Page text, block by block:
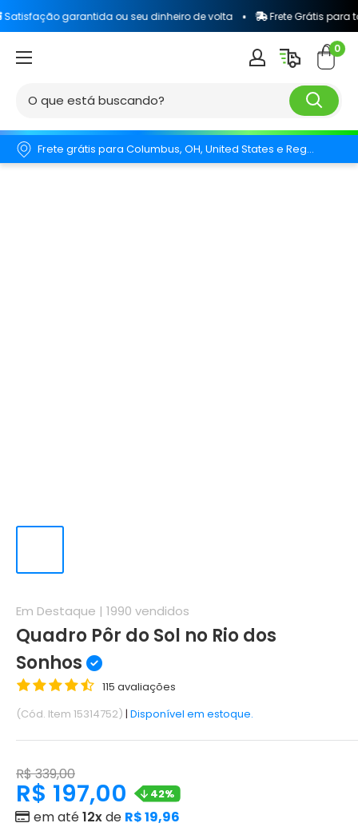
ou seu dinheiro de volta Frete Grátis para todo o Brasil
0
Frete grátis para Columbus, OH, United States e Região.
Em Destaque | 1990 vendidos
Quadro Pôr do Sol no Rio dos
Sonhos
115 avaliações
(Cód. Item 15314752) | Disponível em estoque.
R$ 339,00
R$ 197,00 42%
em até12xde R$ 19,96